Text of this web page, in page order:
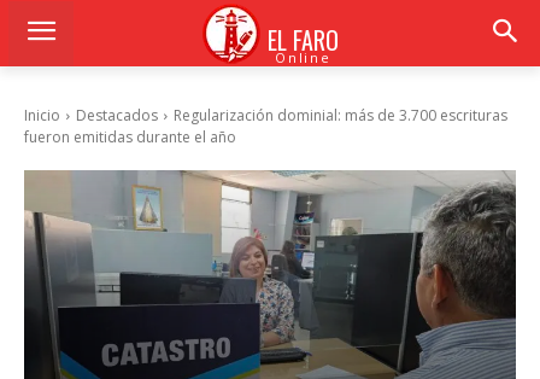
EL FARO
Online
Inicio Destacados
Regularización dominial: más de 3.700 escrituras
fueron emitidas durante el año